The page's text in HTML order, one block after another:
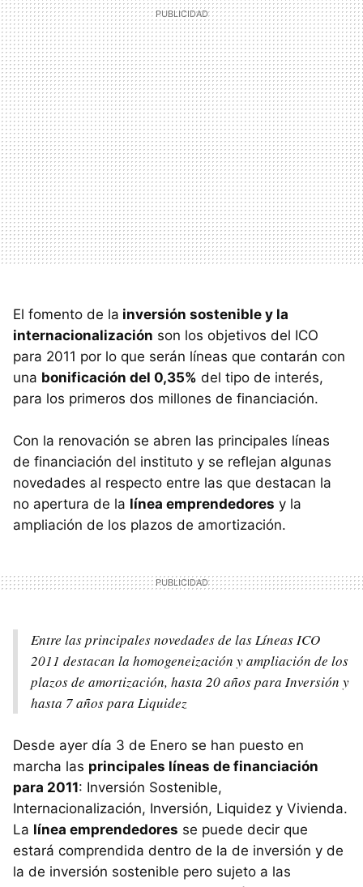
El fomento de la inversión sostenible y la
internacionalización son los objetivos del ICO
para 2011 por lo que serán líneas que contarán con
una bonificación del 0,35% del tipo de interés,
para los primeros dos millones de financiación.
Con la renovación se abren las principales líneas
de financiación del instituto y se reflejan algunas
novedades al respecto entre las que destacan la
no apertura de la línea emprendedores y la
ampliación de los plazos de amortización.
Entre las principales novedades de las Líneas ICO
2011 destacan la homogeneización y ampliación de los
plazos de amortización, hasta 20 años para Inversión y
hasta 7 años para Liquidez
Desde ayer día 3 de Enero se han puesto en
marcha las principales líneas de financiación
para 2011: Inversión Sostenible,
Internacionalización, Inversión, Liquidez y Vivienda.
La línea emprendedores se puede decir que
estará comprendida dentro de la de inversión y de
la de inversión sostenible pero sujeto a las